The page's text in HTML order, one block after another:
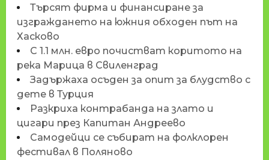
Търсят фирма и финансиране за
изграждането на южния обходен път на
Хасково
С 1.1 млн. евро почистват коритото на
река Марица в Свиленград
Задържаха осъден за опит за блудство с
дете в Турция
Разкриха контрабанда на злато и
цигари през Капитан Андреево
Самодейци се събират на фолклорен
фестивал в Поляново